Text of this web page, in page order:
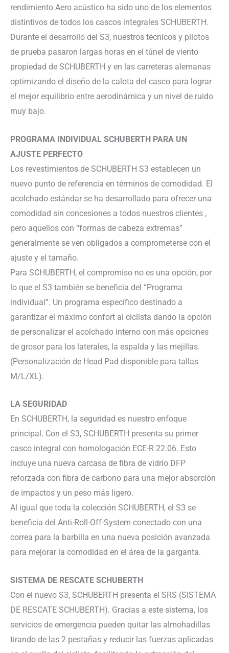
rendimiento Aero acústico ha sido uno de los elementos
distintivos de todos los cascos integrales SCHUBERTH.
Durante el desarrollo del S3, nuestros técnicos y pilotos
de prueba pasaron largas horas en el túnel de viento
propiedad de SCHUBERTH y en las carreteras alemanas
optimizando el diseño de la calota del casco para lograr
el mejor equilibrio entre aerodinámica y un nivel de ruido
muy bajo.
PROGRAMA INDIVIDUAL SCHUBERTH PARA UN
AJUSTE PERFECTO
Los revestimientos de SCHUBERTH S3 establecen un
nuevo punto de referencia en términos de comodidad. El
acolchado estándar se ha desarrollado para ofrecer una
comodidad sin concesiones a todos nuestros clientes ,
pero aquellos con “formas de cabeza extremas”
generalmente se ven obligados a comprometerse con el
ajuste y el tamaño.
Para SCHUBERTH, el compromiso no es una opción, por
lo que el S3 también se beneficia del “Programa
individual”. Un programa específico destinado a
garantizar el máximo confort al ciclista dando la opción
de personalizar el acolchado interno con más opciones
de grosor para los laterales, la espalda y las mejillas.
(Personalización de Head Pad disponible para tallas
M/L/XL).
LA SEGURIDAD
En SCHUBERTH, la seguridad es nuestro enfoque
principal. Con el S3, SCHUBERTH presenta su primer
casco integral con homologación ECE-R 22.06. Esto
incluye una nueva carcasa de fibra de vidrio DFP
reforzada con fibra de carbono para una mejor absorción
de impactos y un peso más ligero.
Al igual que toda la colección SCHUBERTH, el S3 se
beneficia del Anti-Roll-Off-System conectado con una
correa para la barbilla en una nueva posición avanzada
para mejorar la comodidad en el área de la garganta.
SISTEMA DE RESCATE SCHUBERTH
Con el nuevo S3, SCHUBERTH presenta el SRS (SISTEMA
DE RESCATE SCHUBERTH). Gracias a este sistema, los
servicios de emergencia pueden quitar las almohadillas
tirando de las 2 pestañas y reducir las fuerzas aplicadas